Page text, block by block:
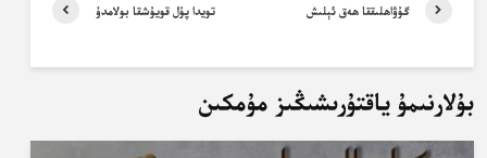
تويدا پۇل قويۇشقا بولامدۇ گۇۋاھلىققا ھەق ئېلىش
بۇلارنىمۇ ياقتۇرىشىڭىز مۇمكىن